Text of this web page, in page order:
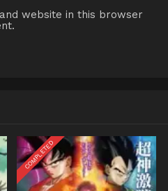
website in this browser
COMPLETED